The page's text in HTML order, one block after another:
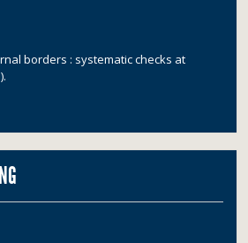
borders : systematic checks at
).